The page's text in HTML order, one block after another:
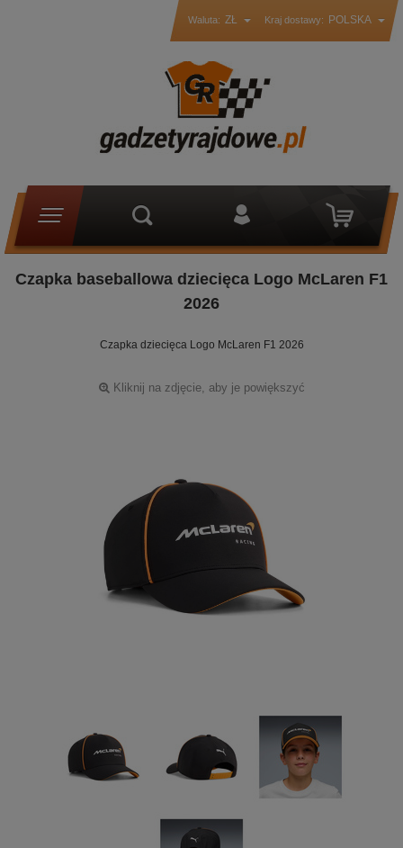
Waluta: ZŁ Kraj dostawy: POLSKA
Czapka baseballowa dziecięca Logo McLaren F1
2026
Czapka dziecięca Logo McLaren F1 2026
Kliknij na zdjęcie, aby je powiększyć